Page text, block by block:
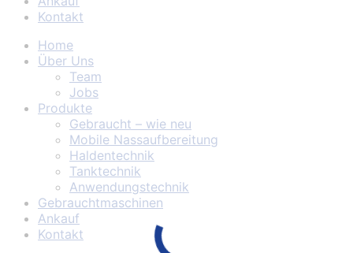
Kontakt
Home
Über Uns
Team
Jobs
Produkte
Gebraucht – wie neu
Mobile Nassaufbereitung
Haldentechnik
Tanktechnik
Anwendungstechnik
Gebrauchtmaschinen
Ankauf
Kontakt